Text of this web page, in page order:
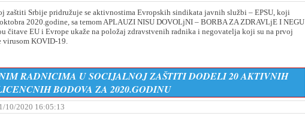
zaštiti Srbije pridružuje se aktivnostima Evropskih sindikata javnih službi – EPSU, koji
2020.godine, sa temom APLAUZI NISU DOVOLjNI – BORBA ZA ZDRAVLjE I NEGU
čitave EU i Evrope ukaže na položaj zdravstvenih radnika i negovatelјa koji su na prvoj
virusom KOVID-19.
RADNICIMA U SOCIJALNOJ ZAŠTITI DODELI 20 AKTIVNIH
BODOVA ZA 2020.GODINU
10/2020 16:05:13